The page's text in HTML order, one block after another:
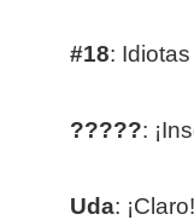
#18:
?????:
Uda: